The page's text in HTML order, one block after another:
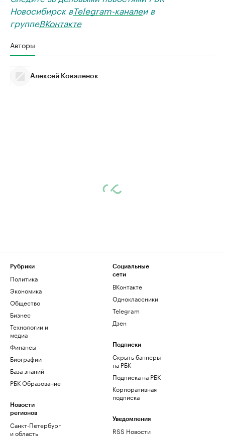
Новосибирск вTelegram-каналеи в
группеВКонтакте
Авторы
Алексей Коваленок
Рубрики
Политика
Экономика
Общество
Бизнес
Технологии и
медиа
Финансы
Биографии
База знаний
РБК Образование
Новости
регионов
Санкт-Петербург
и область
Социальные
сети
ВКонтакте
Одноклассники
Telegram
Дзен
Подписки
Скрыть баннеры
на РБК
Подписка на РБК
Корпоративная
подписка
Уведомления
RSS Новости